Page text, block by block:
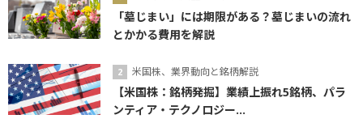
「墓じまい」には期限がある？墓じまいの流れ
とかかる費用を解説
米国株、業界動向と銘柄解説
【米国株：銘柄発掘】業績上振れ5銘柄、パラ
ンティア・テクノロジー...